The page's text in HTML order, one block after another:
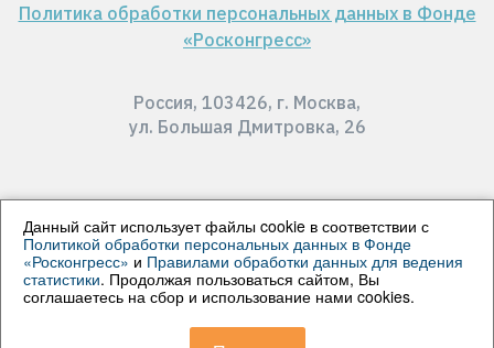
Политика обработки персональных данных в Фонде
«Росконгресс»
Россия, 103426, г. Москва,
ул. Большая Дмитровка, 26
© 2024 АНО "Редакция Телеканала Совета
Федерации". Все права защищены. Все материалы
сайта доступны по лицензииCreative Commons
Attribution 4.0.
Данный сайт использует файлы cookie в соответствии с
Политикой обработки персональных данных в Фонде
«Росконгресс» и Правилами обработки данных для ведения
статистики. Продолжая пользоваться сайтом, Вы
соглашаетесь на сбор и использование нами cookies.